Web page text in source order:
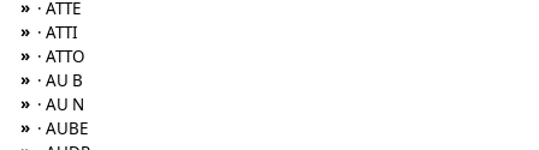
» · ATTE
» · ATTI
» · ATTO
» · AU B
» · AU N
» · AUBE